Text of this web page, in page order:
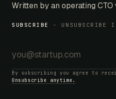
Written by an operating
SUBSCRIBE - UNSUBSCRIBE
By subscribing you agree to
Unsubscribe anytime.